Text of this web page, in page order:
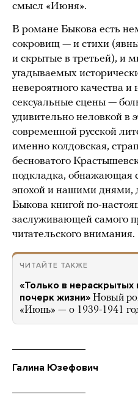
смысл «Июня».
В романе Быкова есть
сокровищ — и стихи
и скрытые в третьей), и
угадываемых
невероятного качества
сексуальные сцены —
удивительно неловкой в
современной русской
именно колдовская,
бесноватого
подкладка, обнажающая
эпохой и нашими
Быкова книгой по-
заслуживающей самого
читательского внимания.
ЧИТАЙТЕ ТАКЖЕ
«Только в нераскрытых
почерк жизни» Новый
«Июнь» — о 1939-1941
Галина Юзефович